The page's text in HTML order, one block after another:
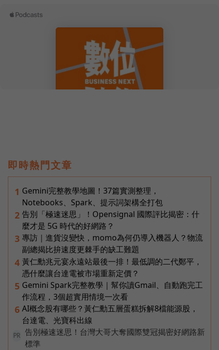
即時熱門文章
1 Gemini完整教學地圖！37篇實測整理，
Notebooks、Spark、提示詞架構全打包
2 告別「極速迷思」！Opensignal 國際評比揭密：什
麼才是 5G 時代的好網路？
3 專訪｜進貨沒變快，momo為何仍導入機器人？物流
副總揭比拚速度更棘手的缺工難題
4 黃仁勳兆元宴永遠站最後一排！最低調的二代鄭平，
憑什麼讓台達電被市場重新定價？
5 Gemini Spark完整教學｜幫你讀Gmail、自動跑完工
作流程，3個超實用情境一次看
6 AI概念股有哪些？黃仁勳五層蛋糕拆解8檔能源股，
台達電、光寶科出線
PR
告別極速迷思！台灣大哥大奪國際雙冠揭密好網路新
標準